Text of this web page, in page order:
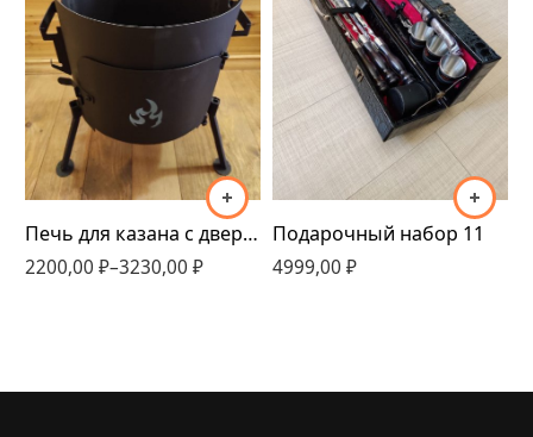
Печь для казана с дверцей 320мм-410мм
2200,00 ₽–3230,00 ₽
320мм
340мм
360мм
410мм
Подарочный набор 11
4999,00 ₽